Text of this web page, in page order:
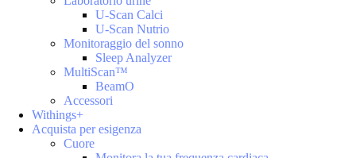
U-Scan Calci
U-Scan Nutrio
Monitoraggio del sonno
Sleep Analyzer
MultiScan™
BeamO
Accessori
Withings+
Acquista per esigenza
Cuore